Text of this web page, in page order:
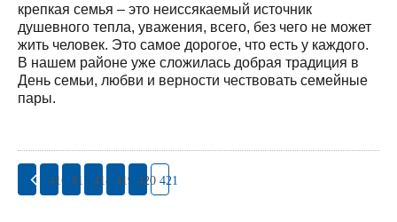
крепкая семья – это неиссякаемый источник
душевного тепла, уважения, всего, без чего не может
жить человек. Это самое дорогое, что есть у каждого.
В нашем районе уже сложилась добрая традиция в
День семьи, любви и верности чествовать семейные
пары.
416 417 418 419 420 421